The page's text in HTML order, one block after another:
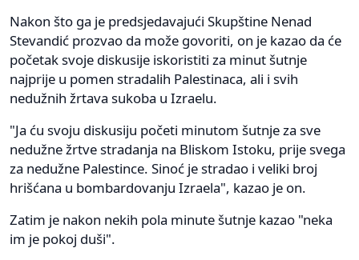
Nakon što ga je predsjedavajući Skupštine Nenad
Stevandić prozvao da može govoriti, on je kazao da će
početak svoje diskusije iskoristiti za minut šutnje
najprije u pomen stradalih Palestinaca, ali i svih
nedužnih žrtava sukoba u Izraelu.
"Ja ću svoju diskusiju početi minutom šutnje za sve
nedužne žrtve stradanja na Bliskom Istoku, prije svega
za nedužne Palestince. Sinoć je stradao i veliki broj
hrišćana u bombardovanju Izraela", kazao je on.
Zatim je nakon nekih pola minute šutnje kazao "neka
im je pokoj duši".